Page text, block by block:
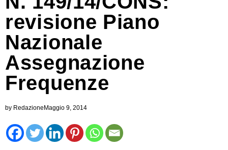
revisione Piano
Nazionale
Assegnazione
Frequenze
by RedazioneMaggio 9, 2014